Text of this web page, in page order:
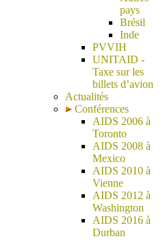
pays
Brésil
Inde
PVVIH
UNITAID -
Taxe sur les
billets d’avion
Actualités
Conférences
AIDS 2006 à
Toronto
AIDS 2008 à
Mexico
AIDS 2010 à
Vienne
AIDS 2012 à
Washington
AIDS 2016 à
Durban